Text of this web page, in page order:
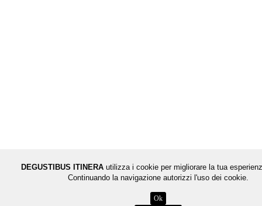
DEGUSTIBUS ITINERAutilizza i cookie per migliorare la tua
Continuando la navigazione autorizzi l'uso dei cookie.
Ok